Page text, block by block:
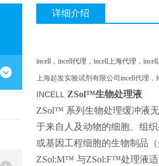
详细介绍
incell，incell代理，incell上海代理，
上海起发实验试剂有限公司 incell代理，
INCELL ZSol™生物处理液
​ZSol™ 系列生物处理缓冲液
于来自人及动物的细胞、组
或基因工程细胞的生物制品
ZSol:M™ 与ZSol:F™处理液